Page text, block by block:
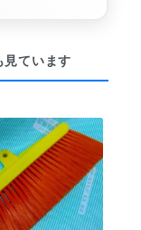
見ています